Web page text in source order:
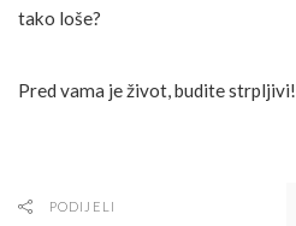
tako loše?
Pred vama je život, budite strpljivi!
PODIJELI